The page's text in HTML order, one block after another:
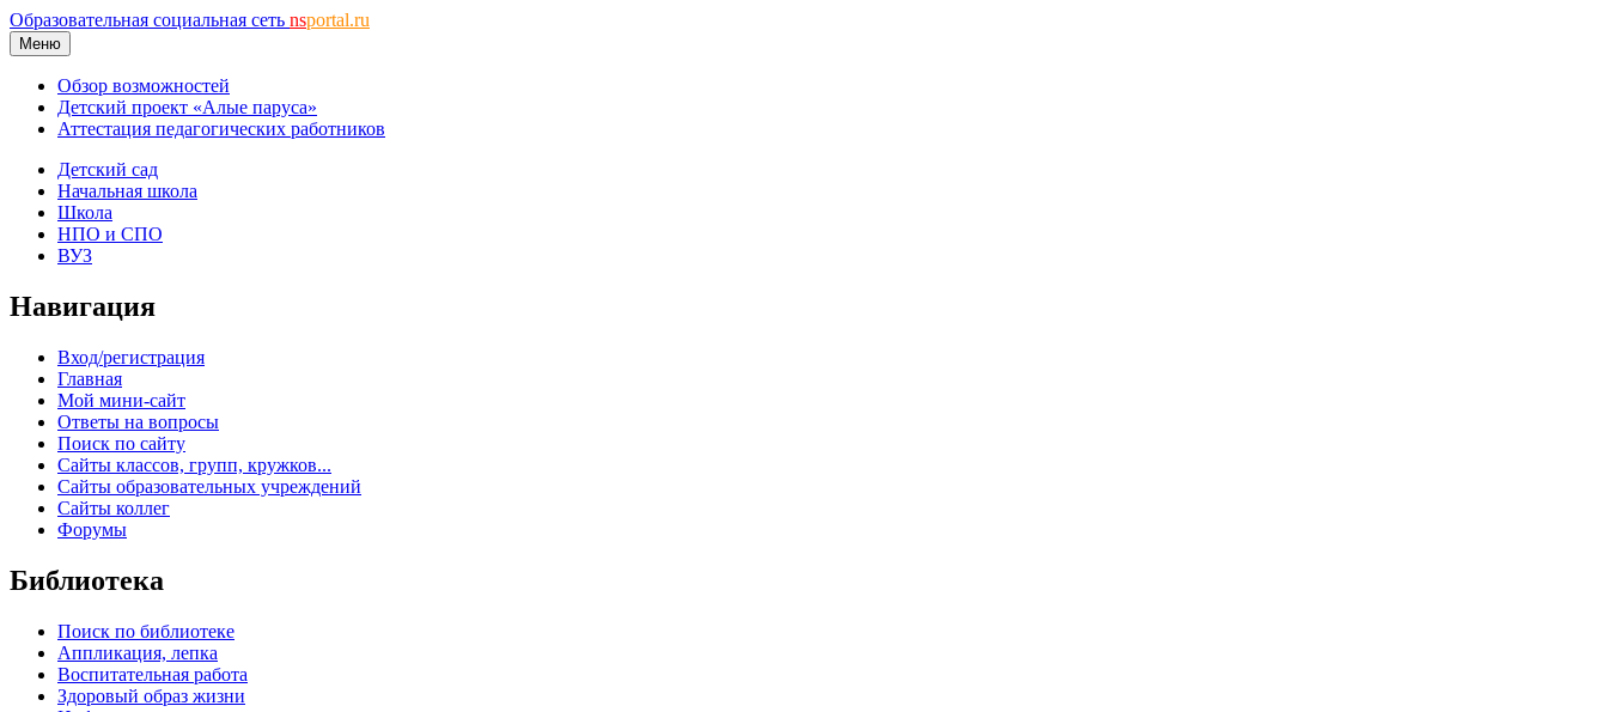
Образовательная социальная сеть nsportal.ru
Меню
Обзор возможностей
Детский проект «Алые паруса»
Аттестация педагогических работников
Детский сад
Начальная школа
Школа
НПО и СПО
ВУЗ
Навигация
Вход/регистрация
Главная
Мой мини-сайт
Ответы на вопросы
Поиск по сайту
Сайты классов, групп, кружков...
Сайты образовательных учреждений
Сайты коллег
Форумы
Библиотека
Поиск по библиотеке
Аппликация, лепка
Воспитательная работа
Здоровый образ жизни